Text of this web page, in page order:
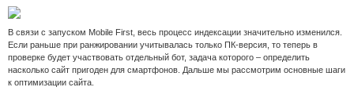
В связи с запуском Mobile First, весь процесс индексации значительно изменился.
Если раньше при ранжировании учитывалась только ПК-версия, то теперь в
проверке будет участвовать отдельный бот, задача которого – определить
насколько сайт пригоден для смартфонов. Дальше мы рассмотрим основные шаги
к оптимизации сайта.